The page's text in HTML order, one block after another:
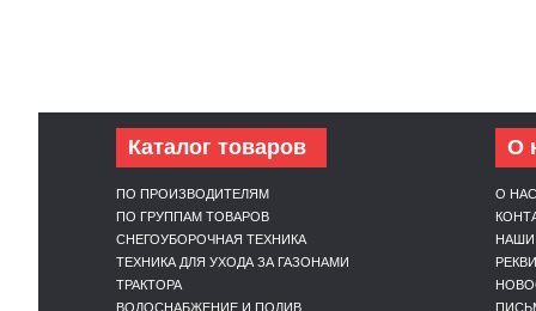
Каталог товаров
ПО ПРОИЗВОДИТЕЛЯМ
ПО ГРУППАМ ТОВАРОВ
СНЕГОУБОРОЧНАЯ ТЕХНИКА
ТЕХНИКА ДЛЯ УХОДА ЗА ГАЗОНАМИ
ТРАКТОРА
ВОДОСНАБЖЕНИЕ И ПОЛИВ
О
О НАС
НАШИ